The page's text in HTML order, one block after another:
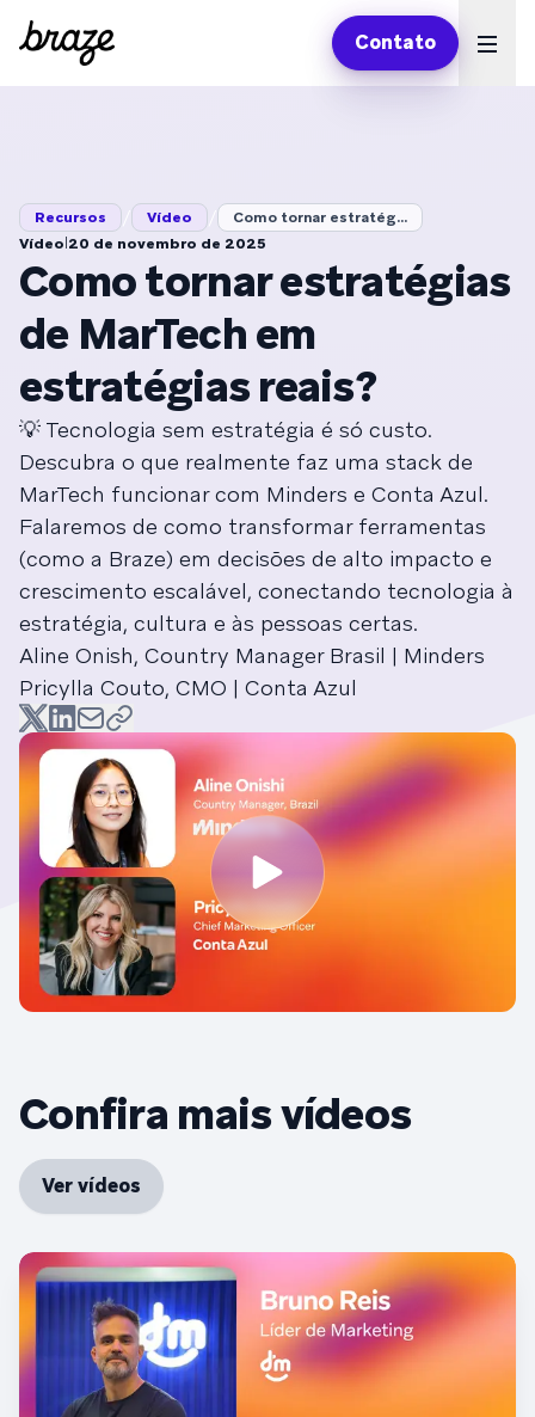
Contato
Recursos Vídeo
Como tornar estratég...
Vídeo|20 de novembro de 2025
Como tornar estratégias
de MarTech em
estratégias reais?
💡 Tecnologia sem estratégia é só custo.
Descubra o que realmente faz uma stack de
MarTech funcionar com Minders e Conta Azul.
Falaremos de como transformar ferramentas
(como a Braze) em decisões de alto impacto e
crescimento escalável, conectando tecnologia à
estratégia, cultura e às pessoas certas.
Aline Onish, Country Manager Brasil | Minders
Pricylla Couto, CMO | Conta Azul
Confira mais vídeos
Ver vídeos